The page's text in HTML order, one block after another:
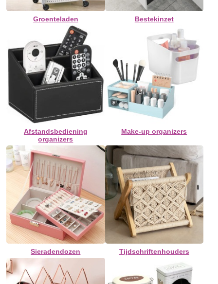
Groenteladen Bestekinzet
Afstandsbediening
organizers
Make-up organizers
Sieradendozen Tijdschriftenhouders